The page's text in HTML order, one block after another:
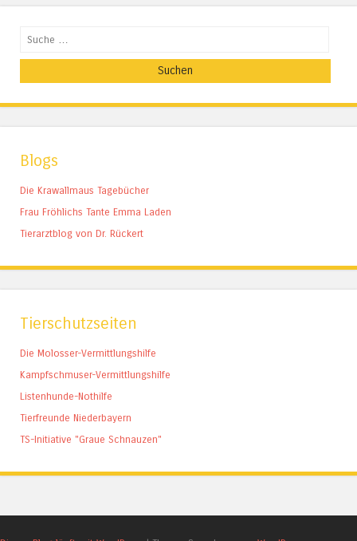
Suchen
Blogs
Die Krawallmaus Tagebücher
Frau Fröhlichs Tante Emma Laden
Tierarztblog von Dr. Rückert
Tierschutzseiten
Die Molosser-Vermittlungshilfe
Kampfschmuser-Vermittlungshilfe
Listenhunde-Nothilfe
Tierfreunde Niederbayern
TS-Initiative "Graue Schnauzen"